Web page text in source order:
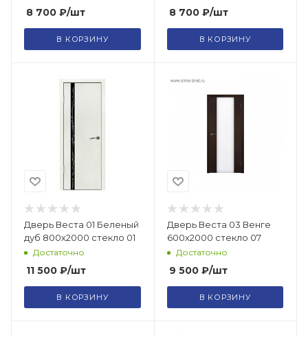
8 700 ₽/шт
В КОРЗИНУ
8 700₽/шт
В КОРЗИНУ
Дверь Веста 01 Беленый
дуб 800х2000 стекло 01
Достаточно
11 500 ₽/шт
В КОРЗИНУ
Дверь Веста 03 Венге
600х2000 стекло 07
Достаточно
9 500₽/шт
В КОРЗИНУ